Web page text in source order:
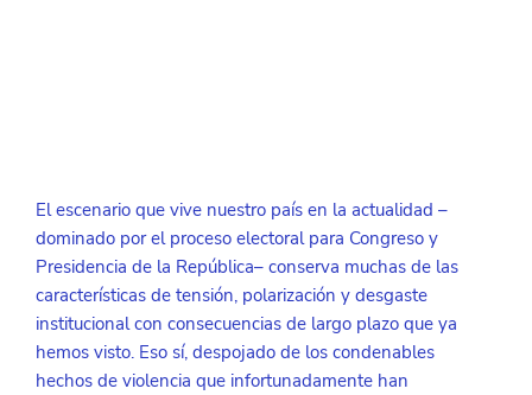
El escenario que vive nuestro país en la actualidad –
dominado por el proceso electoral para Congreso y
Presidencia de la República– conserva muchas de las
características de tensión, polarización y desgaste
institucional con consecuencias de largo plazo que ya
hemos visto. Eso sí, despojado de los condenables
hechos de violencia que infortunadamente han